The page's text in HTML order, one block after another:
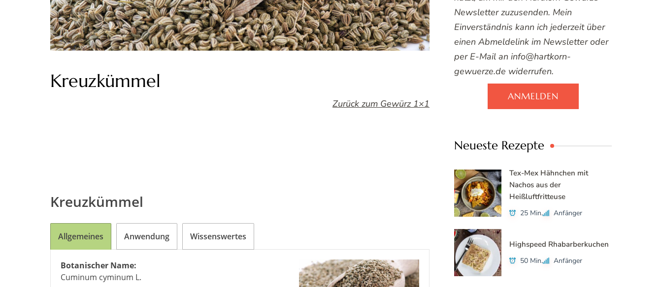
Kreuzkümmel
Zurück zum Gewürz 1×1
Kreuzkümmel
Allgemeines Anwendung Wissenswertes
Botanischer Name:
Cuminum cyminum L.
Newsletter zuzusenden. Mein
Einverständnis kann ich jederzeit über
einen Abmeldelink im Newsletter oder
per E-Mail an info@hartkorn-
gewuerze.de widerrufen.
ANMELDEN
Neueste Rezepte
Tex-Mex Hähnchen mit
Nachos aus der
Heißluftfritteuse
25 Min. Anfänger
Highspeed Rhabarberkuchen
50 Min. Anfänger